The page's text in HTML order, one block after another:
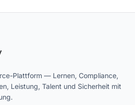
Plattform — Lernen, Compliance,
Leistung, Talent und Sicherheit mit